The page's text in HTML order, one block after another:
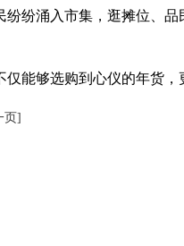
纷涌入市集，逛摊位、
够选购到心仪的年货，
页]